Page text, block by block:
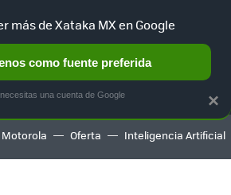
HOME AUTO TERRITORIO
Motorola Oferta Inteligencia Artificial
×
más de Xataka MX en Google
como fuente preferida
una cuenta de Google